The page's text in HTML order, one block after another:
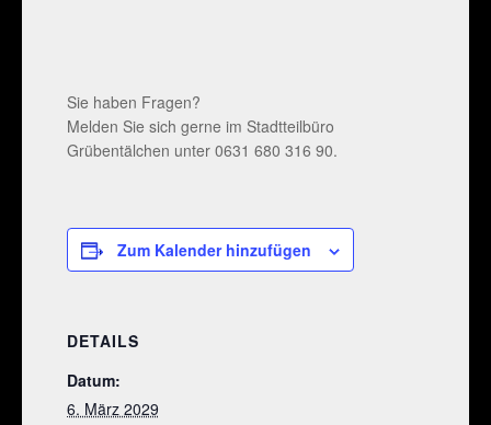
Sie haben Fragen?
Melden Sie sich gerne im Stadtteilbüro
Grübentälchen unter 0631 680 316 90.
Zum Kalender hinzufügen
DETAILS
Datum:
6. März 2029